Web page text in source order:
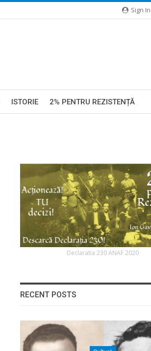
Sign In
ISTORIE 2% PENTRU REZISTENȚĂ
Declaratia 230 ANAF 2020
RECENT POSTS